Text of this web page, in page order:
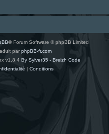
® Forum Software © phpBB Limited
parphpBB-fr.com
v1.8.4 By Sylver35 - Breizh Code
| Conditions